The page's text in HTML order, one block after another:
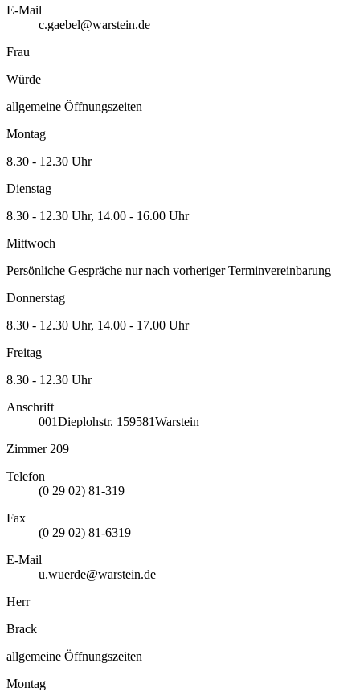
E-Mail
c.gaebel@warstein.de
Frau
Würde
allgemeine Öffnungszeiten
Montag
8.30 - 12.30 Uhr
Dienstag
8.30 - 12.30 Uhr, 14.00 - 16.00 Uhr
Mittwoch
Persönliche Gespräche nur nach vorheriger Terminvereinbarung
Donnerstag
8.30 - 12.30 Uhr, 14.00 - 17.00 Uhr
Freitag
8.30 - 12.30 Uhr
Anschrift
001Dieplohstr. 1 59581Warstein
Zimmer 209
Telefon
(0 29 02) 81-319
Fax
(0 29 02) 81-6319
E-Mail
u.wuerde@warstein.de
Herr
Brack
allgemeine Öffnungszeiten
Montag